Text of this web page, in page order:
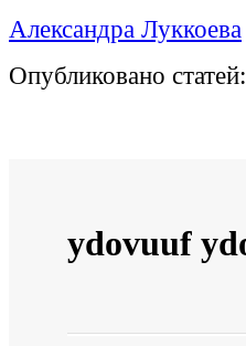
Александра Луккоева
Опубликовано статей:
ydovuuf